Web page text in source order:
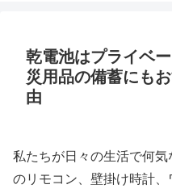
乾電池はプライベ
災用品の備蓄にも
由
私たちが日々の生活で何
のリモコン、壁掛け時計